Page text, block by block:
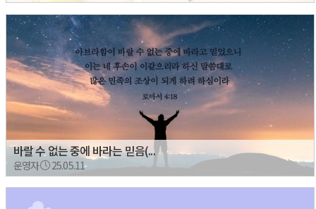
바랄 수 없는 중에 바라는 믿음(...
운영자 25.05.11